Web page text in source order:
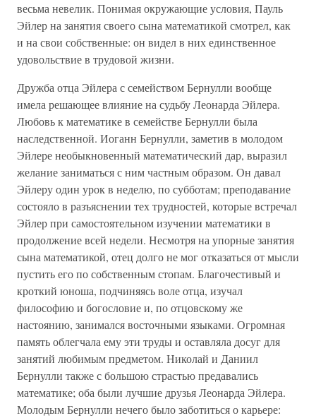
весьма невелик. Понимая окружающие условия, Пауль
Эйлер на занятия своего сына математикой смотрел, как
и на свои собственные: он видел в них единственное
удовольствие в трудовой жизни.
Дружба отца Эйлера с семейством Бернулли вообще
имела решающее влияние на судьбу Леонарда Эйлера.
Любовь к математике в семействе Бернулли была
наследственной. Иоганн Бернулли, заметив в молодом
Эйлере необыкновенный математический дар, выразил
желание заниматься с ним частным образом. Он давал
Эйлеру один урок в неделю, по субботам; преподавание
состояло в разъяснении тех трудностей, которые встречал
Эйлер при самостоятельном изучении математики в
продолжение всей недели. Несмотря на упорные занятия
сына математикой, отец долго не мог отказаться от мысли
пустить его по собственным стопам. Благочестивый и
кроткий юноша, подчиняясь воле отца, изучал
философию и богословие и, по отцовскому же
настоянию, занимался восточными языками. Огромная
память облегчала ему эти труды и оставляла досуг для
занятий любимым предметом. Николай и Даниил
Бернулли также с большою страстью предавались
математике; оба были лучшие друзья Леонарда Эйлера.
Молодым Бернулли нечего было заботиться о карьере: